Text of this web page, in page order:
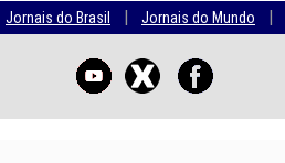
Jornais do Brasil | Jornais do Mundo |